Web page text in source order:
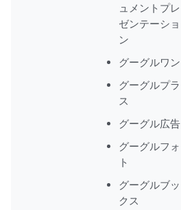
ュメントプレ
ゼンテーショ
ン
グーグルワン
グーグルプラ
ス
グーグル広告
グーグルフォ
ト
グーグルブッ
クス